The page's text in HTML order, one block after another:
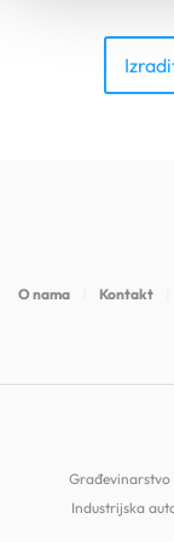
O nama Kontakt
Industrijska